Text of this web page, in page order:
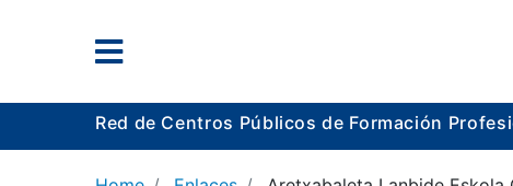
Red de Centros Públicos de Formación